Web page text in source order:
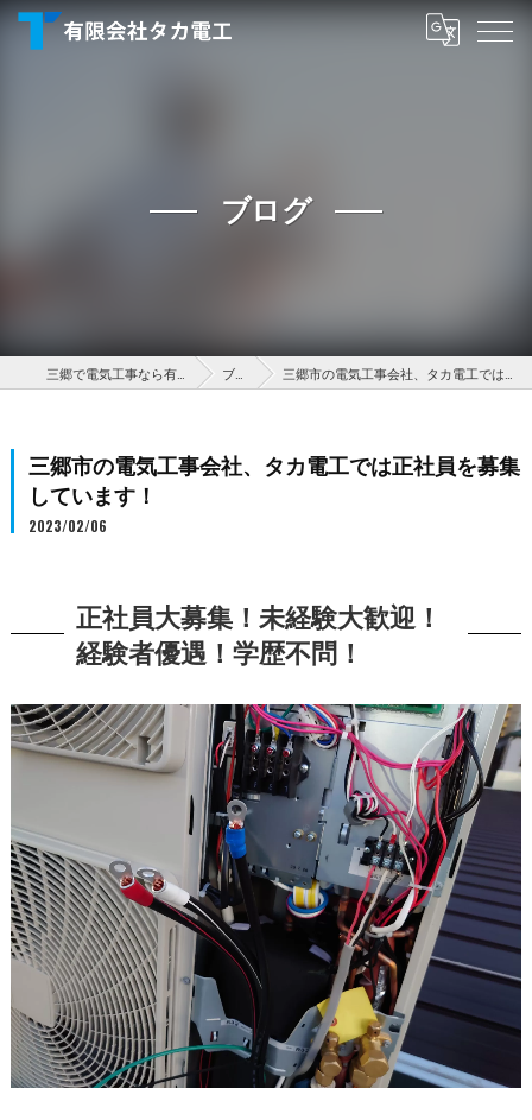
ブログ
三郷で電気工事なら有限会社タカ電工 ブログ 三郷市の電気工事会社、タカ電工では正社員を募集しています！
三郷市の電気工事会社、タカ電工では正社員を募集
しています！
2023/02/06
正社員大募集！未経験大歓迎！
経験者優遇！学歴不問！